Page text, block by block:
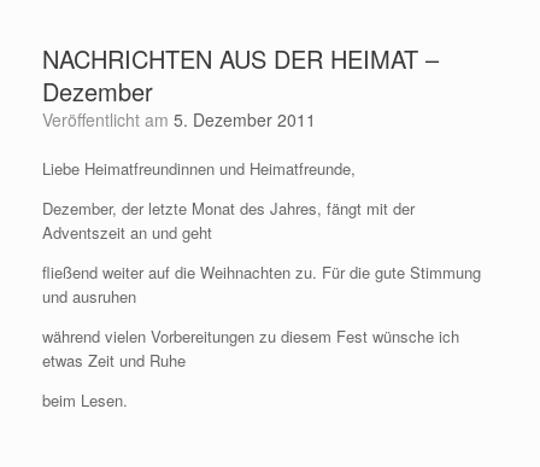
springenNACHRICHTEN AUS DER HEIMAT –
Dezember
Veröffentlicht am 5. Dezember 2011
Liebe Heimatfreundinnen und Heimatfreunde,
Dezember, der letzte Monat des Jahres, fängt mit der
Adventszeit an und geht
fließend weiter auf die Weihnachten zu. Für die gute Stimmung
und ausruhen
während vielen Vorbereitungen zu diesem Fest wünsche ich
etwas Zeit und Ruhe
beim Lesen.